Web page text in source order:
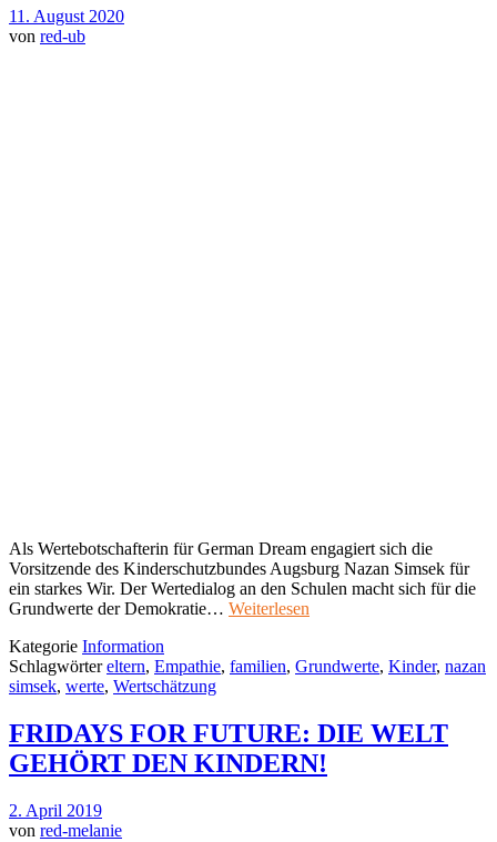
11. August 2020
von red-ub
Als Wertebotschafterin für German Dream engagiert sich die
Vorsitzende des Kinderschutzbundes Augsburg Nazan Simsek für
ein starkes Wir. Der Wertedialog an den Schulen macht sich für die
Grundwerte der Demokratie… Weiterlesen
Kategorie Information
Schlagwörtereltern, Empathie, familien, Grundwerte, Kinder, nazan
simsek, werte, Wertschätzung
FRIDAYS FOR FUTURE: DIE WELT
GEHÖRT DEN KINDERN!
2. April 2019
von red-melanie